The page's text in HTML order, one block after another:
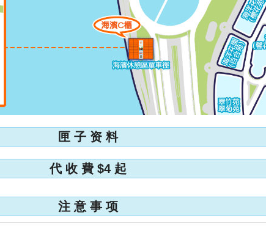
匣 子 资 料
代 收 費 $4 起
注 意 事 项